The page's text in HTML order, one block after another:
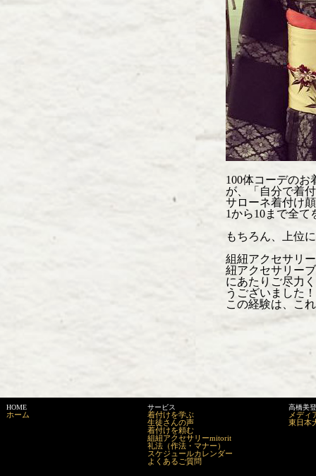
100体コーデの
が、「自分で着
サローネ着付け
1から10まで全
もちろん、上位
組紐アクセサリ
紐アクセサリー
にあたりご尽力
うございました！
この経験は、こ
HOME
ホーム
サービス
着付けを学ぶ
生徒さんの声
着付けを頼む
組紐アクセサリーmitorit
礼法（作法・マナー）
スケジュールカレンダー
よくあるご質問
高橋美
メディ
東日本